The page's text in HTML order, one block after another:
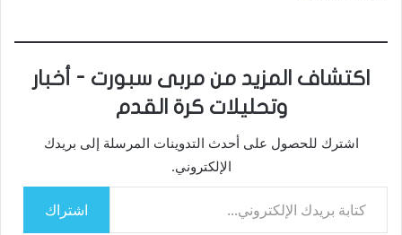
اكتشاف المزيد من مربى سبورت - أخبار
وتحليلات كرة القدم
اشترك للحصول على أحدث التدوينات المرسلة إلى بريدك
الإلكتروني.
كتابة بريدك الإلكتروني...
اشتراك